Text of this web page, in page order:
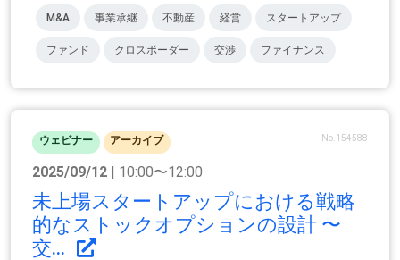
M&A 事業承継 不動産 経営 スタートアップ
ファンド クロスボーダー 交渉 ファイナンス
ウェビナー アーカイブ No.154588
2025/09/12 | 10:00〜12:00
未上場スタートアップにおける戦略
的なストックオプションの設計 〜
交...